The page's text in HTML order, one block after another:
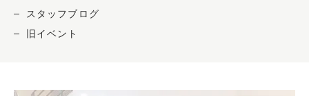
スタッフブログ
旧イベント